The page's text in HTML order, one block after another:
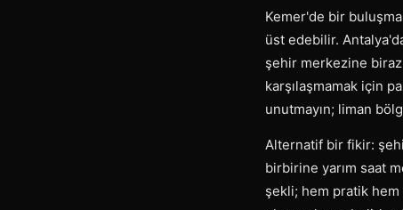
Kemer'de bir
üst edebilir.
şehir merkezine
karşılaşmamak için
unutmayın; liman
Alternatif bir fikir:
birbirine yarım saat
şekli; hem pratik